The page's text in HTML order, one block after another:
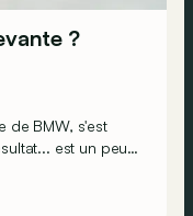
?
de BMW, s'est
est un peu